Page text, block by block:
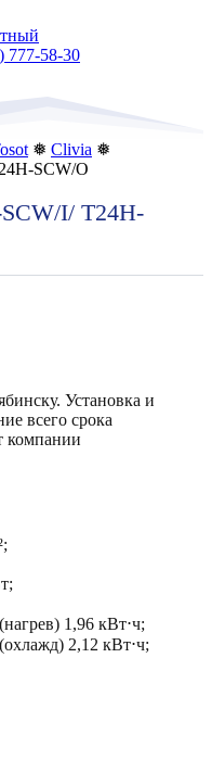
777-58-30
❅ Clivia ❅
SCW/O
I/ T24H-
Установка и
всего срока
компании
1,96 кВт⋅ч;
2,12 кВт⋅ч;